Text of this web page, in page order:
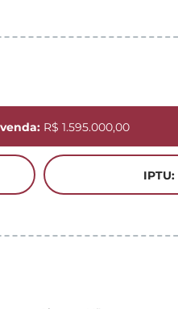
R$ 1.595.000,00
IPTU: